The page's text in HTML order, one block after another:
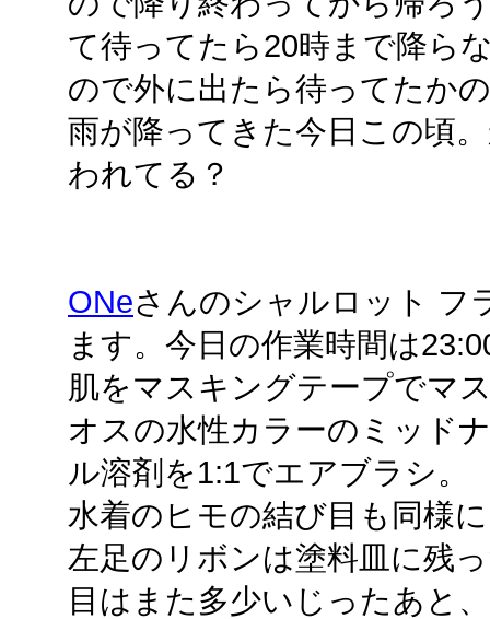
て待ってたら20時まで降ら
ので外に出たら待ってたか
雨が降ってきた今日この頃
われてる？
ONeさんのシャルロット フ
ます。今日の作業時間は
肌をマスキングテープでマ
オスの水性カラーのミッド
ル溶剤を1:1でエアブラシ。
水着のヒモの結び目も同様
左足のリボンは塗料皿に残
目はまた多少いじったあと